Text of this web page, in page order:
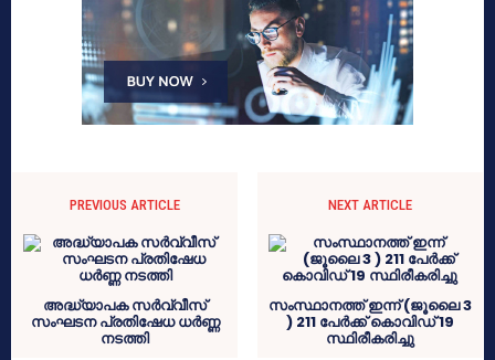
PREVIOUS ARTICLE
അദ്ധ്യാപക സര്‍വ്വീസ്
സംഘടന പ്രതിഷേധ ധര്‍ണ്ണ
നടത്തി
NEXT ARTICLE
സംസ്ഥാനത്ത് ഇന്ന് (ജൂലൈ 3
) 211 പേർക്ക് കൊവിഡ് 19
സ്ഥിരീകരിച്ചു